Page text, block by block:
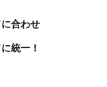
合わせ
統一！